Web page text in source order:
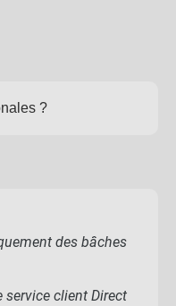
?
des bâches
service client Direct